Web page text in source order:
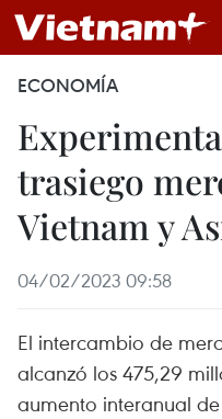
ECONOMÍA
trasiego
Vietnam y
04/02/2023 09:58
El intercambio de
alcanzó los 475,29
aumento interanual